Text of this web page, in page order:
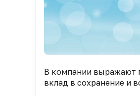
В компании выражают
вклад в сохранение и